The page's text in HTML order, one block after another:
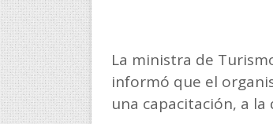
La ministra de
informó que el
una capacitación, a